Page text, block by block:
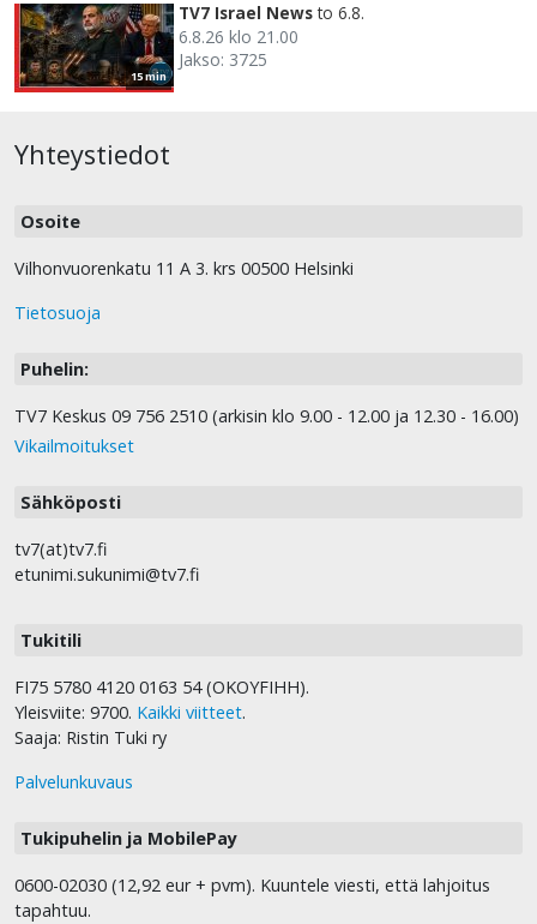
15 min
TV7 Israel News to 6.8.
6.8.26 klo 21.00
Jakso: 3725
Yhteystiedot
Osoite
Vilhonvuorenkatu 11 A 3. krs 00500 Helsinki
Tietosuoja
Puhelin:
TV7 Keskus 09 756 2510 (arkisin klo 9.00 - 12.00 ja 12.30 - 16.00)
Vikailmoitukset
Sähköposti
tv7(at)tv7.fi
etunimi.sukunimi@tv7.fi
Tukitili
FI75 5780 4120 0163 54 (OKOYFIHH).
Yleisviite: 9700. Kaikki viitteet.
Saaja: Ristin Tuki ry
Palvelunkuvaus
Tukipuhelin ja MobilePay
0600-02030 (12,92 eur + pvm). Kuuntele viesti, että lahjoitus
tapahtuu.